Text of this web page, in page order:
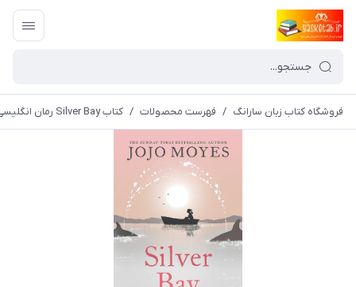
فروشگاه کتاب زبان سارانگ / فهرست محصولات / کتاب Silver Bay رمان انگلیسی خلیج نقره ای اثر جوجو مویز Jojo Moyes